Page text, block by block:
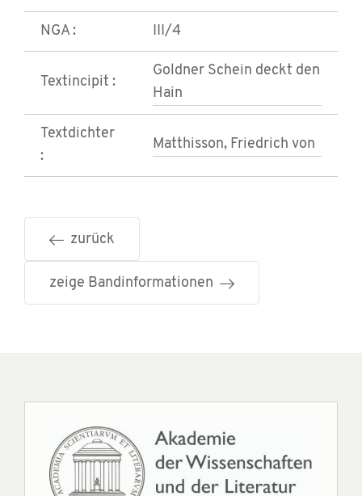
NGA : III/4
Textincipit :
Goldner Schein deckt den
Hain
Textdichter
:
Matthisson, Friedrich von
zurück
zeige Bandinformationen